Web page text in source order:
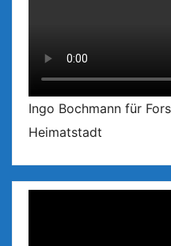
Ingo Bochmann für
Heimatstadt